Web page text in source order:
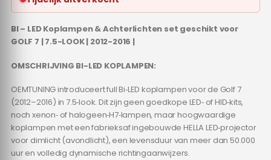
BI – LED Koplampen & Achterlichten set geschikt voor
GOLF 7 | 7.5-LOOK | 2012-2016 |
OMSCHRIJVING BI-LED KOPLAMPEN:
OEMTUNING introduceert full Bi‑LED koplampen voor de Golf 7
(2012–2016) in 7.5‑look. Dit zijn geen goedkope LED‑ of HID‑kits,
noch xenon‑ of halogeen‑H7‑lampen, maar hoogwaardige
koplampen met een fabrieksaf ingebouwde HELLA LED‑projector
voor dimlicht (avondlicht), een levensduur van meer dan 50.000
uur en volledig dynamische richtingaanwijzers.